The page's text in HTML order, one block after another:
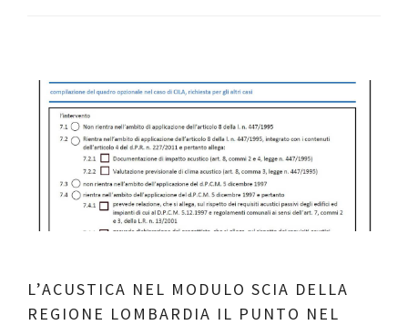
L’ACUSTICA NEL MODULO SCIA DELLA
REGIONE LOMBARDIA IL PUNTO NEL